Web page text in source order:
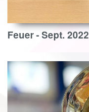
Feuer - Sept. 2022